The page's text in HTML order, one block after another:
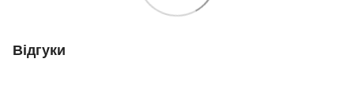
Відгуки